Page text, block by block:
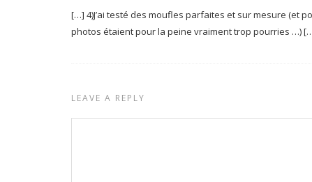
[…] 4)J’ai testé des moufles parfaites et sur mesure (et
photos étaient pour la peine vraiment trop pourries …)
LEAVE A REPLY